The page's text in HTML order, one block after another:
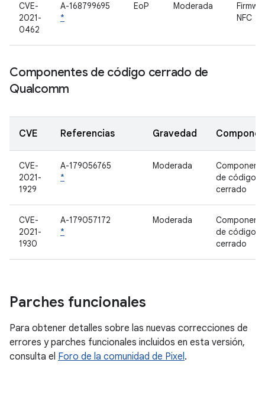
CVE-
2021-
0462
A-168799695
*
EoP Moderada
NFC
Componentes de código cerrado de
Qualcomm
CVE Referencias Gravedad
CVE-
2021-
1929
A-179056765
*
Moderada
de código
cerrado
CVE-
2021-
1930
A-179057172
*
Moderada
de código
cerrado
Parches funcionales
Para obtener detalles sobre las nuevas correcciones de
errores y parches funcionales incluidos en esta versión,
consulta el Foro de la comunidad de Pixel.